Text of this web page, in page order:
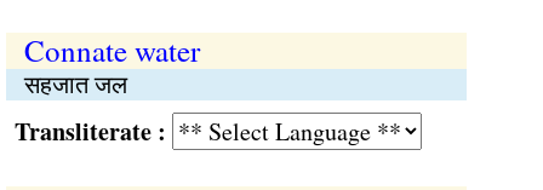
Connate water
सहजात जल
: